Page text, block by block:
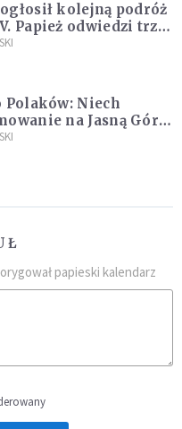
kolejną podróż
Papież odwiedzi trzy
Południowej
Polaków: Niech
na Jasną Górę
i nadzieję
papieski kalendarz